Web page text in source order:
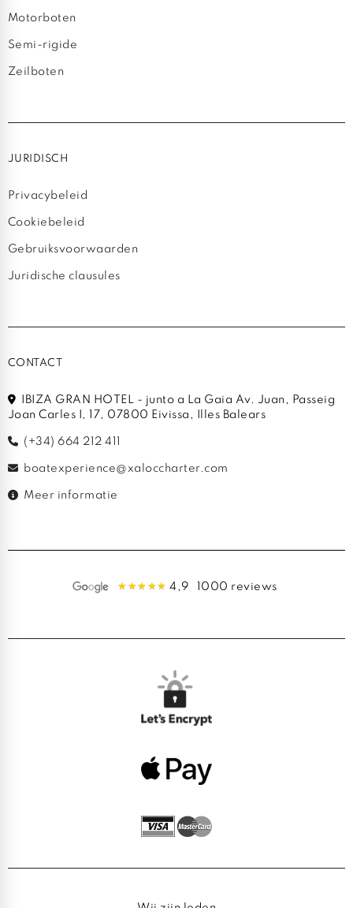
Motorboten
Semi-rigide
Zeilboten
JURIDISCH
Privacybeleid
Cookiebeleid
Gebruiksvoorwaarden
Juridische clausules
CONTACT
IBIZA GRAN HOTEL - junto a La Gaia Av. Juan, Passeig
Joan Carles I, 17, 07800 Eivissa, Illes Balears
(+34) 664 212 411
boatexperience@xaloccharter.com
Meer informatie
4,9 1000 reviews